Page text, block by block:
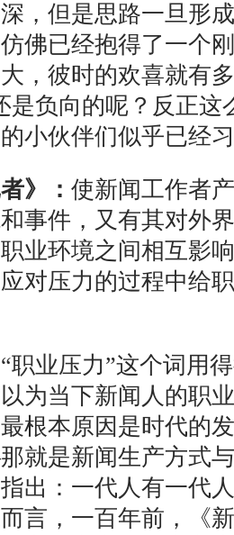
，但是思路一旦形
佛已经抱得了一个
，彼时的欢喜就有
是负向的呢？反正这
小伙伴们似乎已经
》： 使新闻工作者
事件，又有其对外
业环境之间相互影
对压力的过程中给
“职业压力”这个词用
为当下新闻人的职
根本原因是时代的
就是新闻生产方式
出：一代人有一代
言，一百年前，《